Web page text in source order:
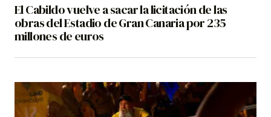
El Cabildo vuelve a sacar la licitación de las
obras del Estadio de Gran Canaria por 235
millones de euros